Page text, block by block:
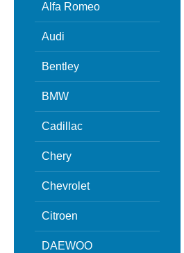
Alfa Romeo
Audi
Bentley
BMW
Cadillac
Chery
Chevrolet
Citroen
DAEWOO